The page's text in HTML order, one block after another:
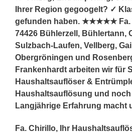
Ihrer Region gegoogelt? ✓
gefunden haben. ★★★★★ Fa.
74426 Bühlerzell, Bühlertann,
Sulzbach-Laufen, Vellberg,
Obergröningen und
Frankenhardt arbeiten wir für
Haushaltsauflöser &
Haushaltsauflösung und noch
Langjährige Erfahrung macht
Fa. Chirillo, Ihr